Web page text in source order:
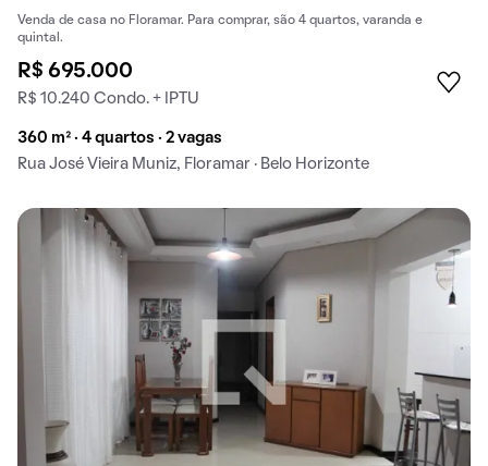
Venda de casa no Floramar. Para comprar, são 4 quartos, varanda e
quintal.
R$ 695.000
R$ 10.240 Condo. + IPTU
360 m² · 4 quartos · 2 vagas
Rua José Vieira Muniz, Floramar · Belo Horizonte